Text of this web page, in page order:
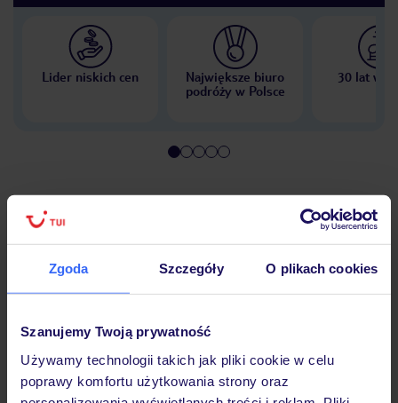
Zgoda Szczegóły O plikach cookies
Szanujemy Twoją prywatność
Używamy technologii takich jak pliki cookie w celu
poprawy komfortu użytkowania strony oraz
Lider niskich cen
Największe biuro
podróży w Polsce
30 lat w
Hotel
Pokoje
Wyżywienie